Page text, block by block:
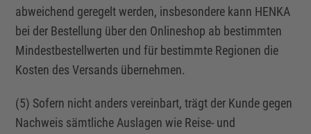
abweichend geregelt werden, insbesondere kann HENKA
bei der Bestellung über den Onlineshop ab bestimmten
Mindestbestellwerten und für bestimmte Regionen die
Kosten des Versands übernehmen.
(5) Sofern nicht anders vereinbart, trägt der Kunde gegen
Nachweis sämtliche Auslagen wie Reise- und